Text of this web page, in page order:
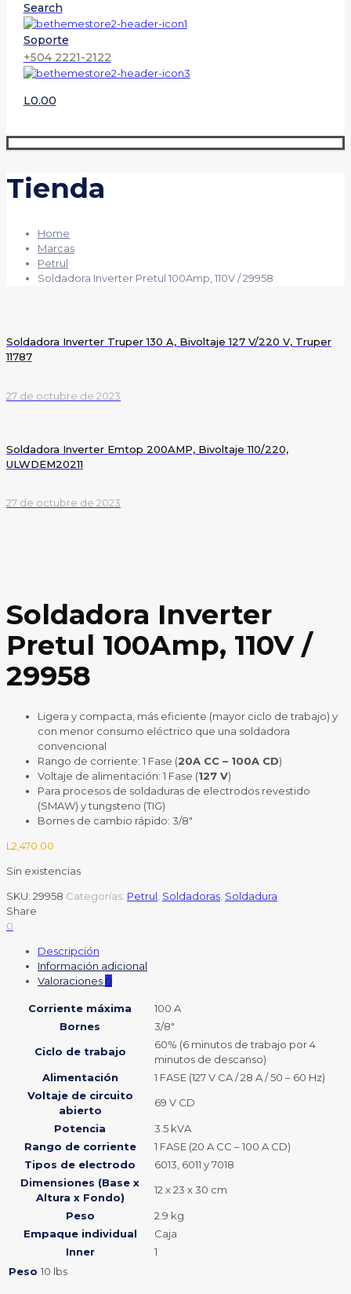
Search
Soporte
+504 2221-2122
L0.00
Tienda
Home
Marcas
Petrul
Soldadora Inverter Pretul 100Amp, 110V / 29958
Soldadora Inverter Truper 130 A, Bivoltaje 127 V/220 V, Truper
11787
27 de octubre de 2023
Soldadora Inverter Emtop 200AMP, Bivoltaje 110/220,
ULWDEM20211
27 de octubre de 2023
Soldadora Inverter
Pretul 100Amp, 110V /
29958
Ligera y compacta, más eficiente (mayor ciclo de trabajo) y
con menor consumo eléctrico que una soldadora
convencional
Rango de corriente: 1 Fase (20A CC – 100A CD)
Voltaje de alimentación: 1 Fase (127 V)
Para procesos de soldaduras de electrodos revestido
(SMAW) y tungsteno (TIG)
Bornes de cambio rápido: 3/8″
L 2,470.00
Sin existencias
SKU: 29958 Categorías: Petrul Soldadoras Soldadura
Share
0
Descripción
Información adicional
Valoraciones 0
Corriente máxima
100 A
Bornes
3/8″
Ciclo de trabajo
60% (6 minutos de trabajo por 4
minutos de descanso)
Alimentación
1 FASE (127 V CA / 28 A / 50 – 60 Hz)
Voltaje de circuito
abierto
69 V CD
Potencia
3.5 kVA
Rango de corriente
1 FASE (20 A CC – 100 A CD)
Tipos de electrodo
6013, 6011 y 7018
Dimensiones (Base x
Altura x Fondo)
12 x 23 x 30 cm
Peso
2.9 kg
Empaque individual
Caja
Inner
1
Peso 10 lbs